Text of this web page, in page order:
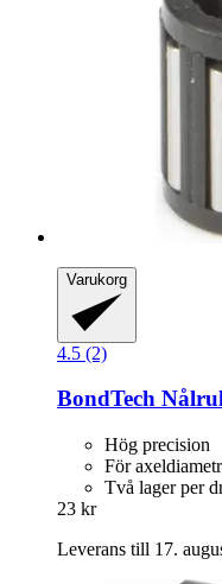
Varukorg
4.5 (2)
BondTech
Hög precision
För
Två lager per
23 kr
Leverans till 17.